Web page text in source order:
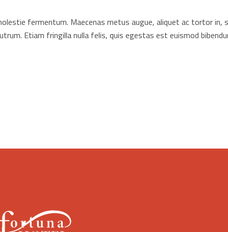
fermentum. Maecenas metus augue, aliquet ac tortor in,
Etiam fringilla nulla felis, quis egestas est euismod